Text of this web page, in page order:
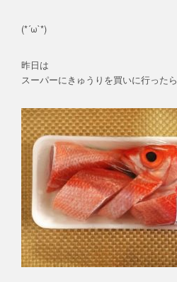
(*´ω`*)
昨日は
スーパーにきゅうりを買いに行ったら